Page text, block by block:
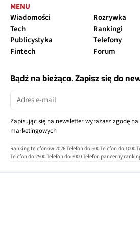
MENU
Wiadomości
Tech
Publicystyka
Fintech
Rozrywka
Rankingi
Telefony
Forum
Bądź na bieżąco. Zapisz się do
Zapisując się na newsletter wyrażasz zgodę
marketingowych
Ranking telefonów 2026Telefon do 500Telefon do 1000
Telefon do 2500Telefon do 3000Telefon pancerny